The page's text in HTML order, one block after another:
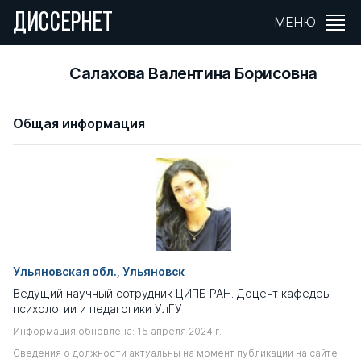
ДИССЕРНЕТ МЕНЮ
Салахова Валентина Борисовна
Общая информация
Ульяновская обл., Ульяновск
Ведущий научный сотрудник ЦИПБ РАН. Доцент кафедры
психологии и педагогики УлГУ
Информация обновлена: 15 апреля 2024 г.
Сведения о должности актуальны на момент публикации на сайте